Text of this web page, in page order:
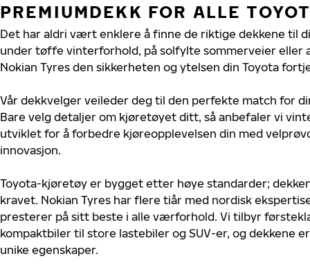
PREMIUMDEKK FOR ALLE
Det har aldri vært enklere å finne de riktige dekkene til
under tøffe vinterforhold, på solfylte sommerveier eller
Nokian Tyres den sikkerheten og ytelsen din Toyota
Vår dekkvelger veileder deg til den perfekte match for
Bare velg detaljer om kjøretøyet ditt, så anbefaler vi
utviklet for å forbedre kjøreopplevelsen din med
innovasjon.
Toyota-kjøretøy er bygget etter høye standarder;
kravet. Nokian Tyres har flere tiår med nordisk
presterer på sitt beste i alle værforhold. Vi tilbyr
kompaktbiler til store lastebiler og SUV-er, og dekkene
unike egenskaper.